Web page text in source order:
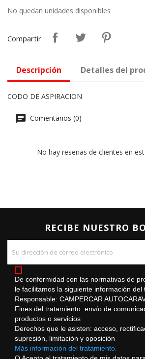
No quedan unidades disponibles
Compartir
Descripción Detalles del
CODO DE ASPIRACION
Comentarios (0)
No hay reseñas de clientes en
RECIBE NUESTRO
De conformidad con las normativas de
le facilitamos la siguiente información del
Responsable: CAMPERCAR
Fines del tratamiento: envío de
productos o servicios
Derechos que le asisten: acceso,
supresión, limitación y oposición
Más información del tratamiento.